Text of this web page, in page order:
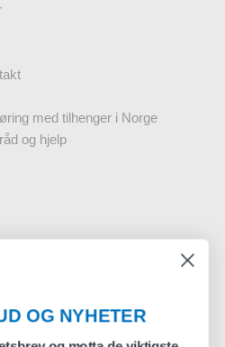
med tilhenger i Norge
og hjelp
OG NYHETER